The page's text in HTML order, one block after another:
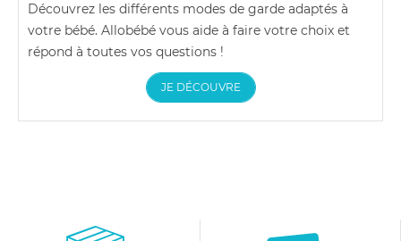
Découvrez les différents modes de garde adaptés à
votre bébé. Allobébé vous aide à faire votre choix et
répond à toutes vos questions !
JE DÉCOUVRE